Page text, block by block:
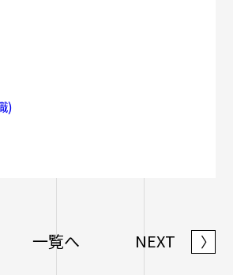
)
一覧へ NEXT 〉